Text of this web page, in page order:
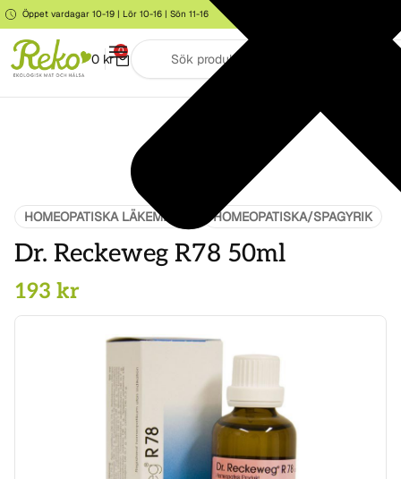
Öppet vardagar 10-19 | Lör 10-16 | Sön 11-16
0 kr
0
HOMEOPATISKA LÄKEMEDEL HOMEOPATISKA/SPAGYRIK
Dr. Reckeweg R78 50ml
193 kr